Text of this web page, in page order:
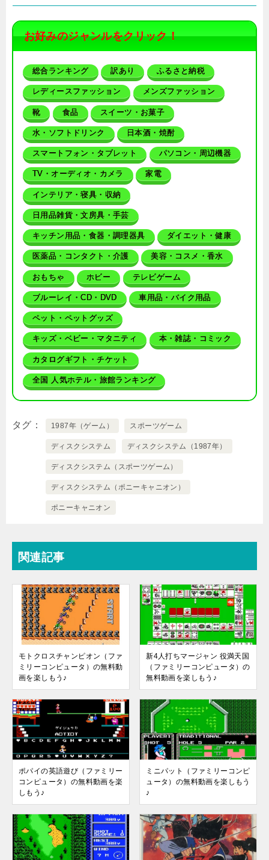
お好みのジャンルをクリック！
総合ランキング 訳あり ふるさと納税
レディースファッション メンズファッション
靴 食品 スイーツ・お菓子
水・ソフトドリンク 日本酒・焼酎
スマートフォン・タブレット パソコン・周辺機器
TV・オーディオ・カメラ 家電
インテリア・寝具・収納
日用品雑貨・文房具・手芸
キッチン用品・食器・調理器具 ダイエット・健康
医薬品・コンタクト・介護 美容・コスメ・香水
おもちゃ ホビー テレビゲーム
ブルーレイ・CD・DVD 車用品・バイク用品
ペット・ペットグッズ
キッズ・ベビー・マタニティ 本・雑誌・コミック
カタログギフト・チケット
全国 人気ホテル・旅館ランキング
タグ 1987年（ゲーム） スポーツゲーム
ディスクシステム ディスクシステム（1987年）
ディスクシステム（スポーツゲーム）
ディスクシステム（ポニーキャニオン）
ポニーキャニオン
関連記事
モトクロスチャンピオン（ファ
ミリーコンピュータ）の無料動
画を楽しもう♪
新4人打ちマージャン 役満天国
（ファミリーコンピュータ）の
無料動画を楽しもう♪
ポパイの英語遊び（ファミリー
コンピュータ）の無料動画を楽
しもう♪
ミニパット（ファミリーコンピ
ュータ）の無料動画を楽しもう
♪